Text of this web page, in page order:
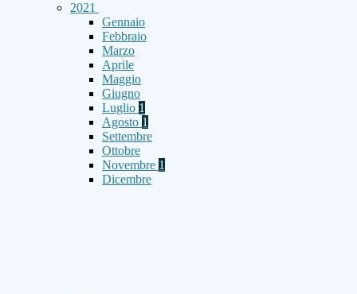
2021
Gennaio
Febbraio
Marzo
Aprile
Maggio
Giugno
Luglio 1
Agosto 1
Settembre
Ottobre
Novembre 1
Dicembre